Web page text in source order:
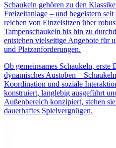
Schaukeln gehören zu den
Freizeitanlage – und begeistern
reichen von Einzelsitzen über
Tampenschaukeln bis hin zu
entstehen vielseitige Angebote für
und Platzanforderungen.
Ob gemeinsames Schaukeln, erste
dynamisches Austoben –
Koordination und soziale
konstruiert, langlebig ausgeführt
Außenbereich konzipiert, stehen
dauerhaftes Spielvergnügen.